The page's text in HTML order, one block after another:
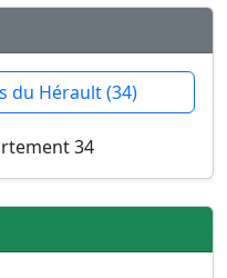
du Hérault (34)